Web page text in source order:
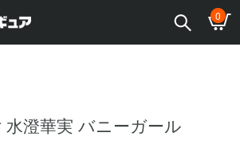
0
澄華実 バニーガール